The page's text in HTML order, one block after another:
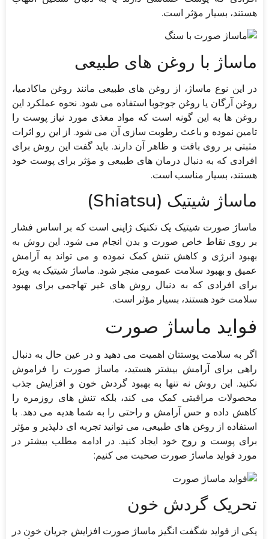
هستند، بسیار مؤثر است.
ماساژ با روغن های طبیعی
در این نوع ماساژ، از روغن های طبیعی مانند روغن ماکادمیا،
روغن آرگان یا روغن جوجوبا استفاده می شود. نحوه عملکرد این
روغن ها به این گونه است که مواد مغذی مورد نیاز پوست را
تامین نموده و باعث رطوبت سازی آن می شود. از این رو اثرات
مثبتی بر روی بافت و ظاهر آن دارند. باید گفت این روش برای
افرادی که به دنبال درمان های طبیعی و مؤثر برای پوست خود
هستند، بسیار مناسب است.
ماساژ شیتیک (Shiatsu)
ماساژ صورت شیتیک یک تکنیک ژاپنی است که بر اساس فشار
بر روی نقاط خاص صورت و بدن انجام می شود. این روش به
بهبود انرژی و کاهش تنش کمک نموده و می تواند به آرامش
عمیق و بهبود سلامت عمومی منجر شود. ماساژ شیتیک به ویژه
برای افرادی که به دنبال روش های غیر تهاجمی برای بهبود
سلامت خود هستند، بسیار مؤثر است.
فواید ماساژ صورت
اگر به سلامت پوستتان اهمیت می دهید و در عین حال به دنبال
راهی برای آرامش بیشتر هستید، ماساژ صورت را فراموش
نکنید. این روش نه تنها به بهبود گردش خون و افزایش جذب
محصولات مراقبتی کمک می کند، بلکه تنش های روزمره را
کاهش داده و حس آرامش و راحتی را به شما هدیه می دهد. با
استفاده از روغن های طبیعی، می توانید تجربه ای دلپذیر و مؤثر
برای پوست و روح خود ایجاد کنید. در ادامه مطلب بیشتر در
مورد فواید ماساژ صورت صحبت می کنیم:
تحریک گردش خون
یکی از فواید شگفت انگیز ماساژ صورت افزایش جریان خون در